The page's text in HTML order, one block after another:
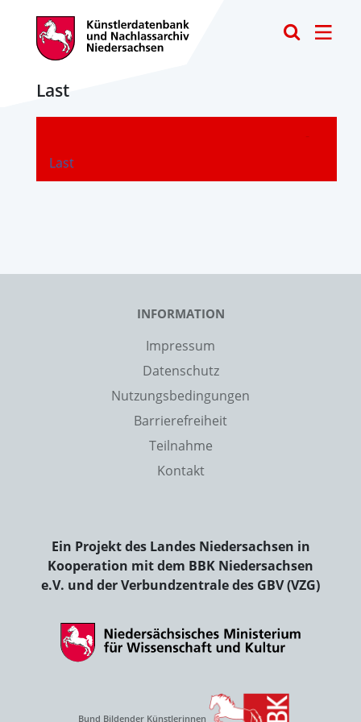
Last
Last
-
INFORMATION
Impressum
Datenschutz
Nutzungsbedingungen
Barrierefreiheit
Teilnahme
Kontakt
Ein Projekt des Landes Niedersachsen in
Kooperation mit dem BBK Niedersachsen
e.V. und der Verbundzentrale des GBV (VZG)
Bund Bildender Künstlerinnen